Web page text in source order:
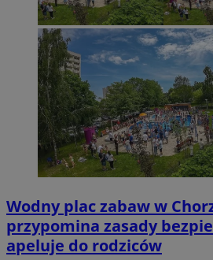
Wodny plac zabaw w
przypomina zasady
apeluje do rodziców